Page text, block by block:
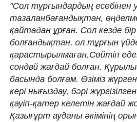
"Сол тұрғындардың есебінен
тазаланбағандықтан,
қайтадан ұрған. Сол кезде
болғандықтан, ол тұрғын
қарастырылмаған.Сөйтіп
сондвй жағдай болған.
басында болғам. Өзіміз
кері нығыздау, бәрі
қауіп-қатер келетін жағдай
Қазығұрт ауданы әкімінің